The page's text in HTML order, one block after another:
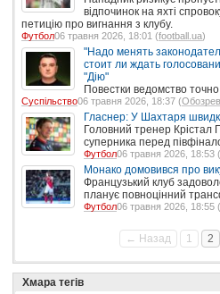
відпочинок на яхті
петицію про вигнання з клубу.
Футбол06 травня 2026, 18:01 (football.ua)
"Надо менять
стоит ли ждать
"Дію"
Повестки ведомство
Суспільство06 травня 2026, 18:37 (
Гласнер: У Шахтаря
Головний тренер Крістал
суперника перед
Футбол06 травня 2026, 18:53 (
Монако домовився про
Французький клуб
планує повноцінний
Футбол06 травня 2026, 18:55 (
← Назад 1 2
Хмара тегів